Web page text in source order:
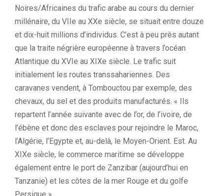
Noires/Africaines du trafic arabe au cours du dernier
millénaire, du VIIe au XXe siècle, se situait entre douze
et dix-huit millions d’individus. C’est à peu près autant
que la traite négrière européenne à travers l’océan
Atlantique du XVIe au XIXe siècle. Le trafic suit
initialement les routes transsahariennes. Des
caravanes vendent, à Tombouctou par exemple, des
chevaux, du sel et des produits manufacturés. « Ils
repartent l’année suivante avec de l’or, de l’ivoire, de
l’ébène et donc des esclaves pour rejoindre le Maroc,
l’Algérie, l’Egypte et, au-delà, le Moyen-Orient. Est. Au
XIXe siècle, le commerce maritime se développe
également entre le port de Zanzibar (aujourd’hui en
Tanzanie) et les côtes de la mer Rouge et du golfe